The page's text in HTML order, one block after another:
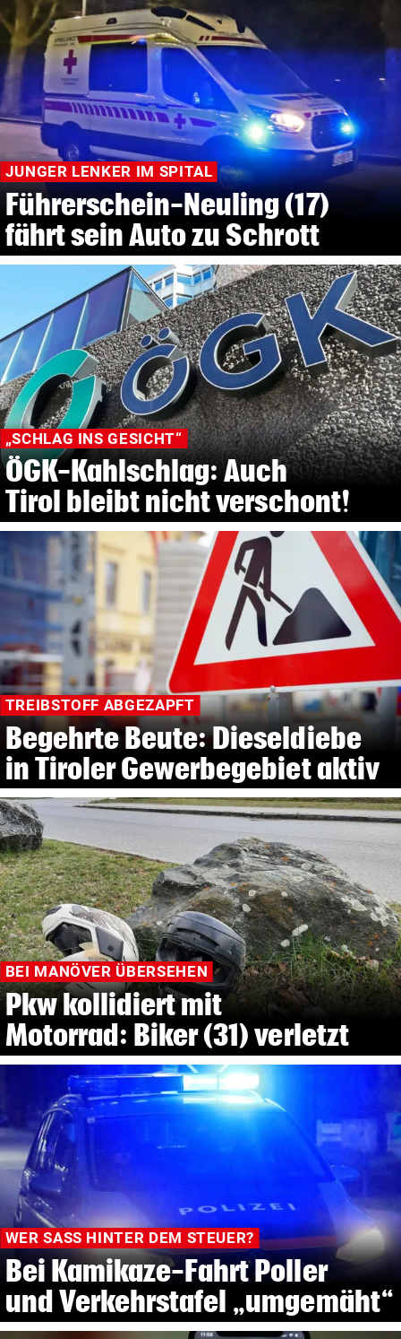
JUNGER LENKER IM SPITAL
Führerschein-Neuling (17)
fährt sein Auto zu Schrott
„SCHLAG INS GESICHT“
ÖGK-Kahlschlag: Auch
Tirol bleibt nicht verschont!
TREIBSTOFF ABGEZAPFT
Begehrte Beute: Dieseldiebe
in Tiroler Gewerbegebiet aktiv
BEI MANÖVER ÜBERSEHEN
Pkw kollidiert mit
Motorrad: Biker (31) verletzt
WER SASS HINTER DEM STEUER?
Bei Kamikaze-Fahrt Poller
und Verkehrstafel „umgemäht“